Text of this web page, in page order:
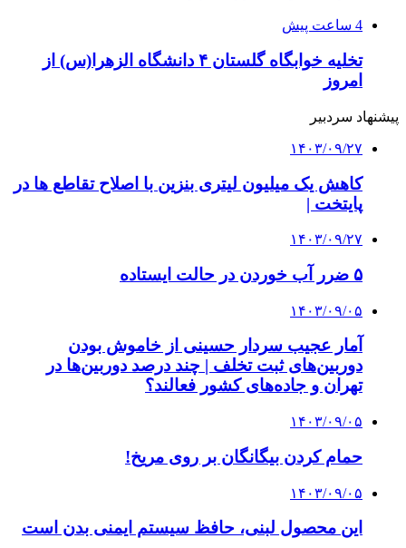
4 ساعت پیش
تخلیه خوابگاه گلستان ۴ دانشگاه الزهرا(س) از
امروز
پیشنهاد سردبیر
۱۴۰۳/۰۹/۲۷
کاهش یک میلیون لیتری بنزین با اصلاح تقاطع ها در
پایتخت |
۱۴۰۳/۰۹/۲۷
۵ ضرر آب خوردن در حالت ایستاده
۱۴۰۳/۰۹/۰۵
آمار عجیب سردار حسینی از خاموش بودن
دوربین‌های ثبت تخلف | چند درصد دوربین‌ها در
تهران و جاده‌های کشور فعالند؟
۱۴۰۳/۰۹/۰۵
حمام کردن بیگانگان بر روی مریخ!
۱۴۰۳/۰۹/۰۵
این محصول لبنی، حافظ سیستم ایمنی بدن است